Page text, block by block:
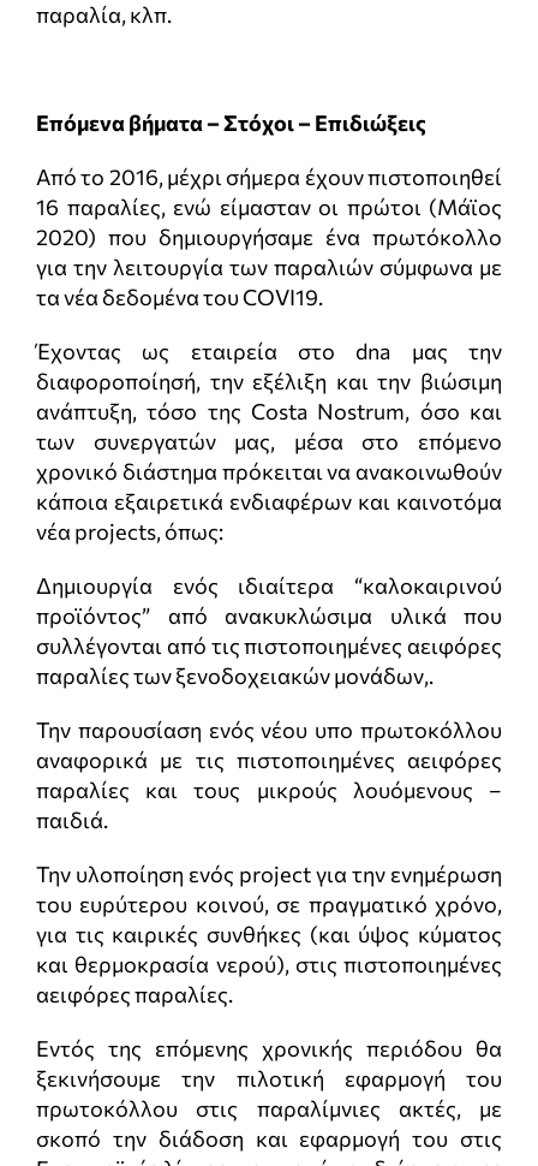
παραλία, κλπ.
Επόμενα βήματα – Στόχοι – Επιδιώξεις
Από το 2016, μέχρι σήμερα έχουν πιστοποιηθεί
16 παραλίες, ενώ είμασταν οι πρώτοι (Μάϊος
2020) που δημιουργήσαμε ένα πρωτόκολλο
για την λειτουργία των παραλιών σύμφωνα με
τα νέα δεδομένα του COVI19.
Έχοντας ως εταιρεία στο dna μας την
διαφοροποίησή, την εξέλιξη και την βιώσιμη
ανάπτυξη, τόσο της Costa Nostrum, όσο και
των συνεργατών μας, μέσα στο επόμενο
χρονικό διάστημα πρόκειται να ανακοινωθούν
κάποια εξαιρετικά ενδιαφέρων και καινοτόμα
νέα projects, όπως:
Δημιουργία ενός ιδιαίτερα “καλοκαιρινού
προϊόντος” από ανακυκλώσιμα υλικά που
συλλέγονται από τις πιστοποιημένες αειφόρες
παραλίες των ξενοδοχειακών μονάδων,.
Την παρουσίαση ενός νέου υπο πρωτοκόλλου
αναφορικά με τις πιστοποιημένες αειφόρες
παραλίες και τους μικρούς λουόμενους –
παιδιά.
Την υλοποίηση ενός project για την ενημέρωση
του ευρύτερου κοινού, σε πραγματικό χρόνο,
για τις καιρικές συνθήκες (και ύψος κύματος
και θερμοκρασία νερού), στις πιστοποιημένες
αειφόρες παραλίες.
Εντός της επόμενης χρονικής περιόδου θα
ξεκινήσουμε την πιλοτική εφαρμογή του
πρωτοκόλλου στις παραλίμνιες ακτές, με
σκοπό την διάδοση και εφαρμογή του στις